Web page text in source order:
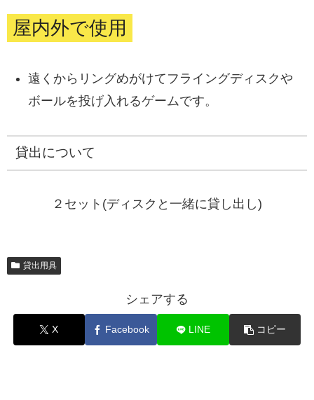
屋内外で使用
遠くからリングめがけてフライングディスクや
ボールを投げ入れるゲームです。
貸出について
２セット(ディスクと一緒に貸し出し)
貸出用具
シェアする
X Facebook LINE コピー